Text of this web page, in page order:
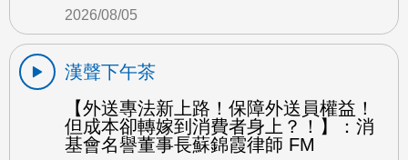
2026/08/05
漢聲下午茶
【外送專法新上路！保障外送員權益！
但成本卻轉嫁到消費者身上？！】：消
基會名譽董事長蘇錦霞律師 FM